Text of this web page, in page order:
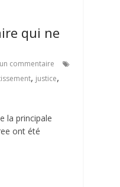
qui ne
commentaire
, justice,
la principale
ont été